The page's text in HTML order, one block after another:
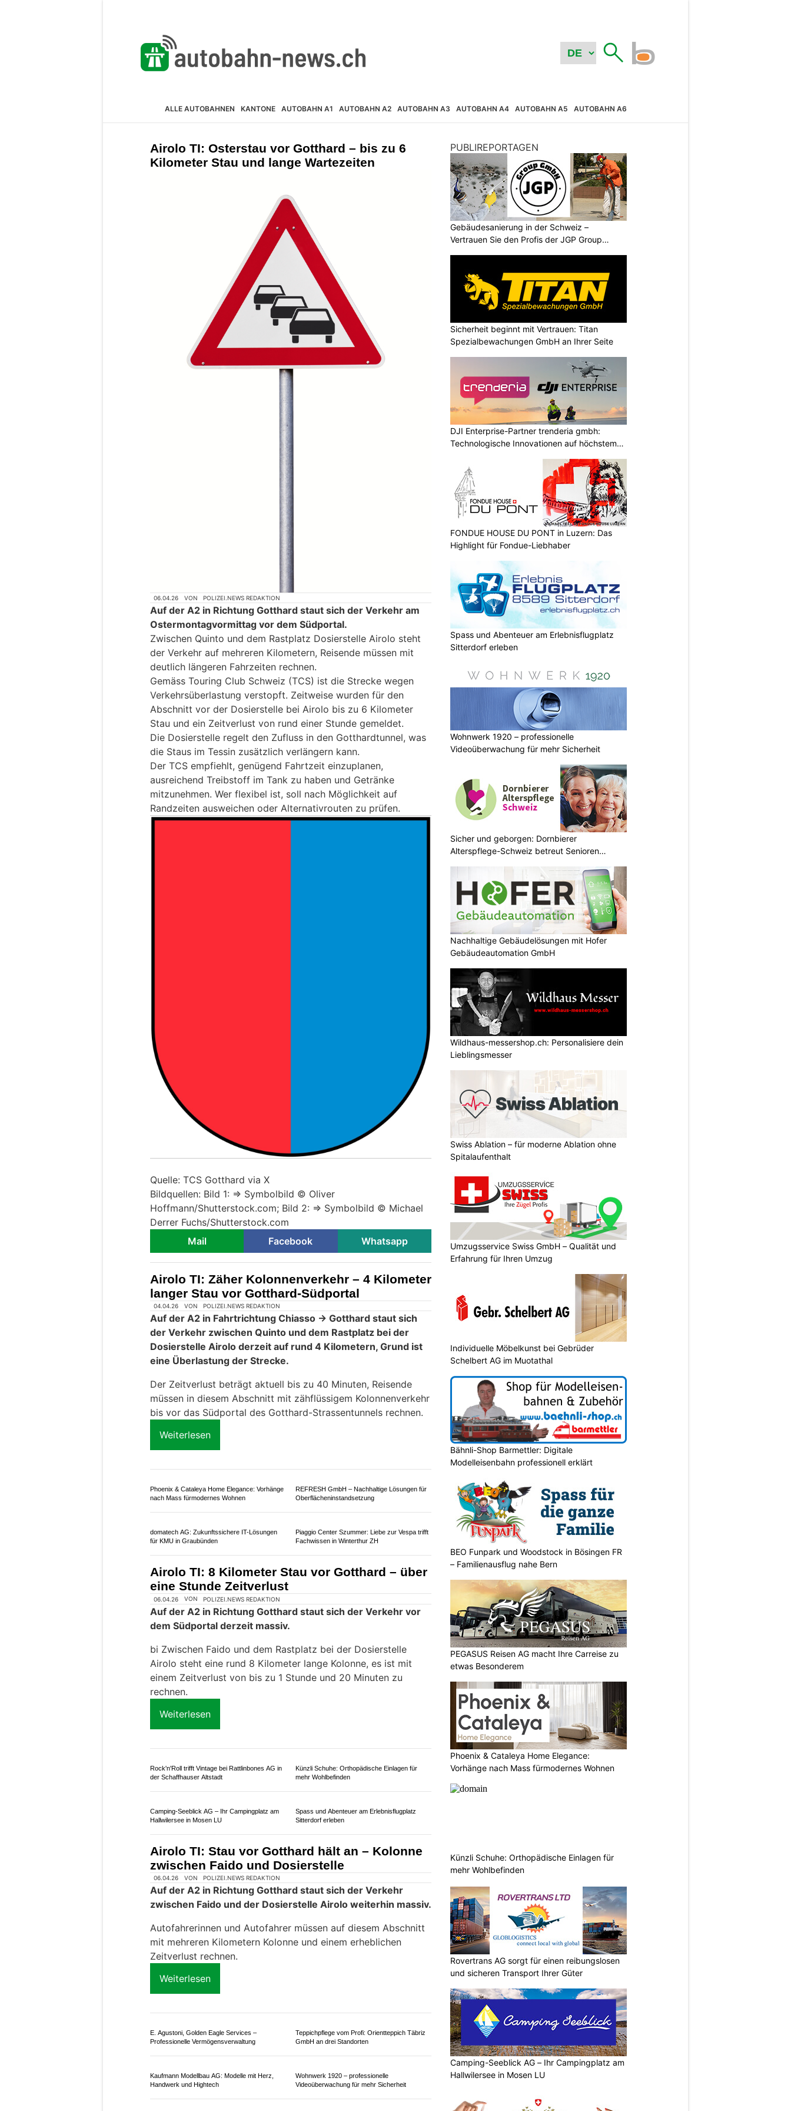
ALLE AUTOBAHNEN KANTONE AUTOBAHN A1 AUTOBAHN A2 AUTOBAHN A3 AUTOBAHN A4 AUTOBAHN A5 AUTOBAHN A6
Airolo TI: Osterstau vor Gotthard – bis zu 6
Kilometer Stau und lange Wartezeiten
06.04.26 VON POLIZEI.NEWS REDAKTION
Auf der A2 in Richtung Gotthard staut sich der Verkehr am
Ostermontagvormittag vor dem Südportal.
Zwischen Quinto und dem Rastplatz Dosierstelle Airolo steht
der Verkehr auf mehreren Kilometern, Reisende müssen mit
deutlich längeren Fahrzeiten rechnen.
Gemäss Touring Club Schweiz (TCS) ist die Strecke wegen
Verkehrsüberlastung verstopft. Zeitweise wurden für den
Abschnitt vor der Dosierstelle bei Airolo bis zu 6 Kilometer
Stau und ein Zeitverlust von rund einer Stunde gemeldet.
Die Dosierstelle regelt den Zufluss in den Gotthardtunnel, was
die Staus im Tessin zusätzlich verlängern kann.
Der TCS empfiehlt, genügend Fahrtzeit einzuplanen,
ausreichend Treibstoff im Tank zu haben und Getränke
mitzunehmen. Wer flexibel ist, soll nach Möglichkeit auf
Randzeiten ausweichen oder Alternativrouten zu prüfen.
Quelle: TCS Gotthard via X
Bildquellen: Bild 1: => Symbolbild © Oliver
Hoffmann/Shutterstock.com; Bild 2: => Symbolbild © Michael
Derrer Fuchs/Shutterstock.com
Mail
Facebook Whatsapp
Airolo TI: Zäher Kolonnenverkehr – 4 Kilometer
langer Stau vor Gotthard-Südportal
Auf der A2 in Fahrtrichtung Chiasso → Gotthard staut sich
der Verkehr zwischen Quinto und dem Rastplatz bei der
Dosierstelle Airolo derzeit auf rund 4 Kilometern, Grund ist
eine Überlastung der Strecke.
Der Zeitverlust beträgt aktuell bis zu 40 Minuten, Reisende
müssen in diesem Abschnitt mit zähflüssigem Kolonnenverkehr
bis vor das Südportal des Gotthard-Strassentunnels rechnen.
Weiterlesen
Airolo TI: 8 Kilometer Stau vor Gotthard – über
eine Stunde Zeitverlust
PUBLIREPORTAGEN
Gebäudesanierung in der Schweiz –
Vertrauen Sie den Profis der JGP Group
Sicherheit beginnt mit Vertrauen: Titan
Spezialbewachungen GmbH an Ihrer Seite
DJI Enterprise-Partner trenderia gmbh:
Technologische Innovationen auf höchstem
FONDUE HOUSE DU PONT in Luzern: Das
Highlight für Fondue-Liebhaber
Spass und Abenteuer am Erlebnisflugplatz
Sitterdorf erleben
Wohnwerk 1920 – professionelle
Videoüberwachung für mehr Sicherheit
Sicher und geborgen: Dornbierer
Alterspflege-Schweiz betreut Senioren
Nachhaltige Gebäudelösungen mit Hofer
Gebäudeautomation GmbH
Wildhaus-messershop.ch: Personalisiere dein
Lieblingsmesser
Swiss Ablation – für moderne Ablation ohne
Spitalaufenthalt
Umzugsservice Swiss GmbH – Qualität und
Erfahrung für Ihren Umzug
Individuelle Möbelkunst bei Gebrüder
Schelbert AG im Muotathal
Bähnli-Shop Barmettler: Digitale
Modelleisenbahn professionell erklärt
BEO Funpark und Woodstock in Bösingen FR
– Familienausflug nahe Bern
PEGASUS Reisen AG macht Ihre Carreise zu
etwas Besonderem
Phoenix & Cataleya Home Elegance:
Vorhänge nach Mass fürmodernes Wohnen
Künzli Schuhe: Orthopädische Einlagen für
mehr Wohlbefinden
Rovertrans AG sorgt für einen reibungslosen
und sicheren Transport Ihrer Güter
Camping-Seeblick AG – Ihr Campingplatz am
Hallwilersee in Mosen LU